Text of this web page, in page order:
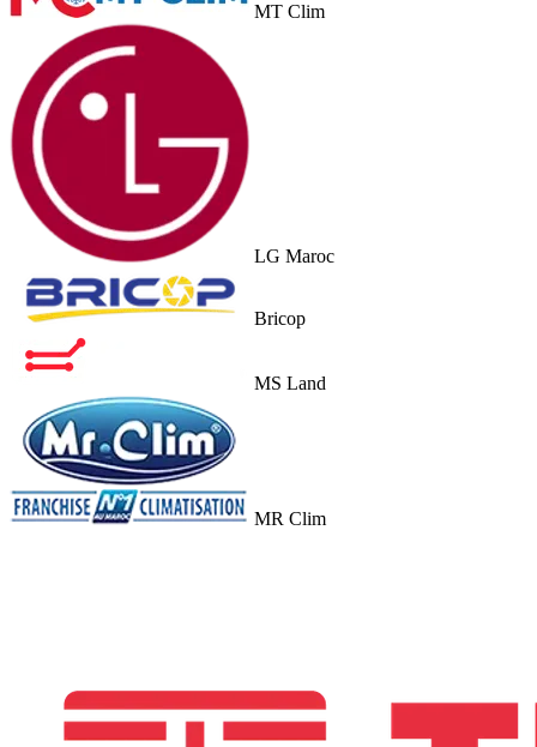
MT Clim
LG Maroc
Bricop
MS Land
MR Clim